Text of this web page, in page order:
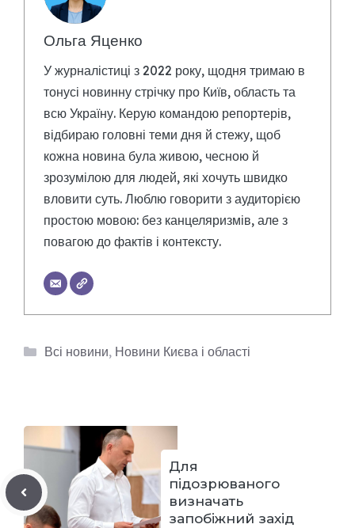
Ольга Яценко
У журналістиці з 2022 року, щодня тримаю в
тонусі новинну стрічку про Київ, область та
всю Україну. Керую командою репортерів,
відбираю головні теми дня й стежу, щоб
кожна новина була живою, чесною й
зрозумілою для людей, які хочуть швидко
вловити суть. Люблю говорити з аудиторією
простою мовою: без канцеляризмів, але з
повагою до фактів і контексту.
Категорії
Всі новини, Новини Києва і області
Для
підозрюваного
визначать
запобіжний захід